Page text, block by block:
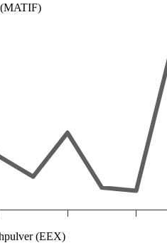
(EEX)